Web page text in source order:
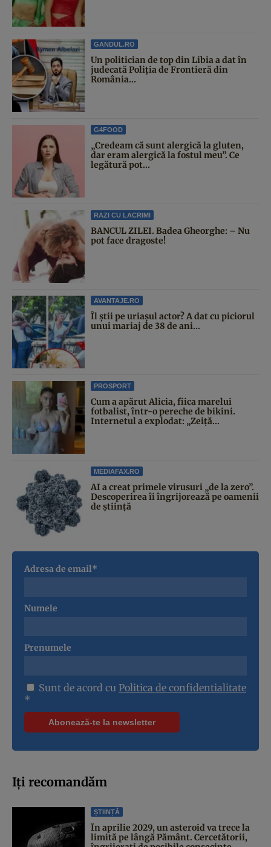
GANDUL.RO
Un politician de top din Libia a dat în
judecată Poliția de Frontieră din
România...
G4FOOD
„Credeam că sunt alergică la gluten,
dar eram alergică la fostul meu”. Ce
legătură pot...
RAZI CU LACRIMI
BANCUL ZILEI. Badea Gheorghe: – Nu
pot face dragoste!
AVANTAJE.RO
Îl știi pe uriașul actor? A dat cu piciorul
unui mariaj de 38 de ani...
PROSPORT
Cum a apărut Alicia, fiica marelui
fotbalist, într-o pereche de bikini.
Internetul a explodat: „Zeiță...
MEDIAFAX.RO
AI a creat primele virusuri „de la zero”.
Descoperirea îi îngrijorează pe oamenii
de știință
Adresa de email*
Numele
Prenumele
Sunt de acord cu Politica de confidentialitate
*
Iți recomandăm
ȘTIINȚĂ
În aprilie 2029, un asteroid va trece la
limită pe lângă Pământ. Cercetătorii,